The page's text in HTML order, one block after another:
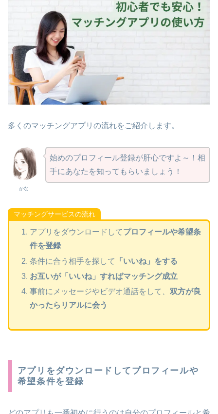
多くのマッチングアプリの流れをご紹介します。
かな
始めのプロフィール登録が肝心ですよ～！相
手にあなたを知ってもらいましょう！
マッチングサービスの流れ
アプリをダウンロードしてプロフィールや希望条
件を登録
条件に合う相手を探して
「いいね」をする
お互いが「いいね」すればマッチング成立
事前にメッセージやビデオ通話をして
双方が良
かったらリアルに会う
アプリをダウンロードしてプロフィールや
希望条件を登録